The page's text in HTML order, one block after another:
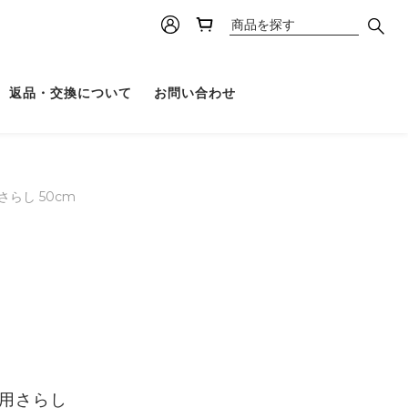
返品・交換について お問い合わせ
さらし